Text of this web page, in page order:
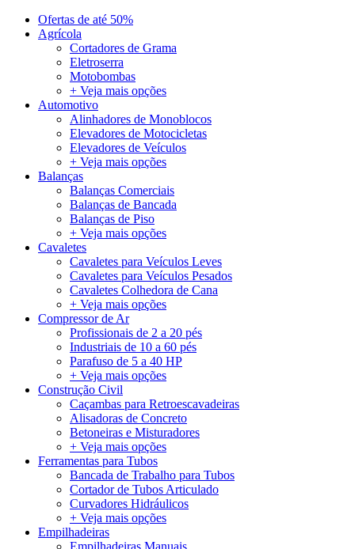
Ofertas de até 50%
Agrícola
Cortadores de Grama
Eletroserra
Motobombas
+ Veja mais opções
Automotivo
Alinhadores de Monoblocos
Elevadores de Motocicletas
Elevadores de Veículos
+ Veja mais opções
Balanças
Balanças Comerciais
Balanças de Bancada
Balanças de Piso
+ Veja mais opções
Cavaletes
Cavaletes para Veículos Leves
Cavaletes para Veículos Pesados
Cavaletes Colhedora de Cana
+ Veja mais opções
Compressor de Ar
Profissionais de 2 a 20 pés
Industriais de 10 a 60 pés
Parafuso de 5 a 40 HP
+ Veja mais opções
Construção Civil
Caçambas para Retroescavadeiras
Alisadoras de Concreto
Betoneiras e Misturadores
+ Veja mais opções
Ferramentas para Tubos
Bancada de Trabalho para Tubos
Cortador de Tubos Articulado
Curvadores Hidráulicos
+ Veja mais opções
Empilhadeiras
Empilhadeiras Manuais